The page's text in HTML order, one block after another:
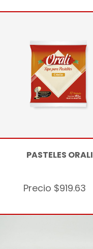
PASTELES ORALI
Precio $919.63